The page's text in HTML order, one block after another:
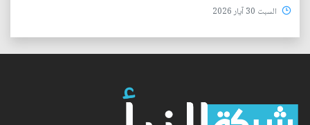
السبت 30 آيار 2026